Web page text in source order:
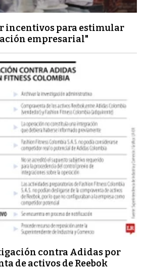
incentivos para estimular
empresarial"
contra Adidas por
de activos de Reebok